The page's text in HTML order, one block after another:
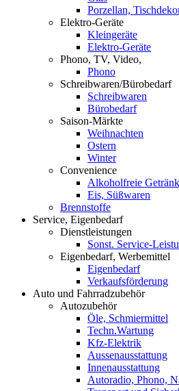
Porzellan,
Elektro-Geräte
Kleingeräte
Elektro-Geräte
Phono, TV, Video,
Phono
Schreibwaren/Bürobedarf
Schreibwaren
Bürobedarf
Saison-Märkte
Weihnachten
Ostern
Winter
Convenience
Alkoholfreie
Eis, Süßwaren
Brennstoffe
Service, Eigenbedarf
Dienstleistungen
Sonst. Service-
Eigenbedarf, Werbemittel
Eigenbedarf
Verkaufsförderung
Auto und Fahrradzubehör
Autozubehör
Öle, Schmiermittel
Techn.Wartung
Kfz-Elektrik
Aussenausstattung
Innenausstattung
Autoradio, Phono,